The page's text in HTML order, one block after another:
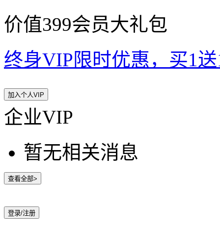
价值399会员大礼包
终身VIP限时优惠，买1
加入个人VIP
企业VIP
暂无相关消息
查看全部>
登录/注册